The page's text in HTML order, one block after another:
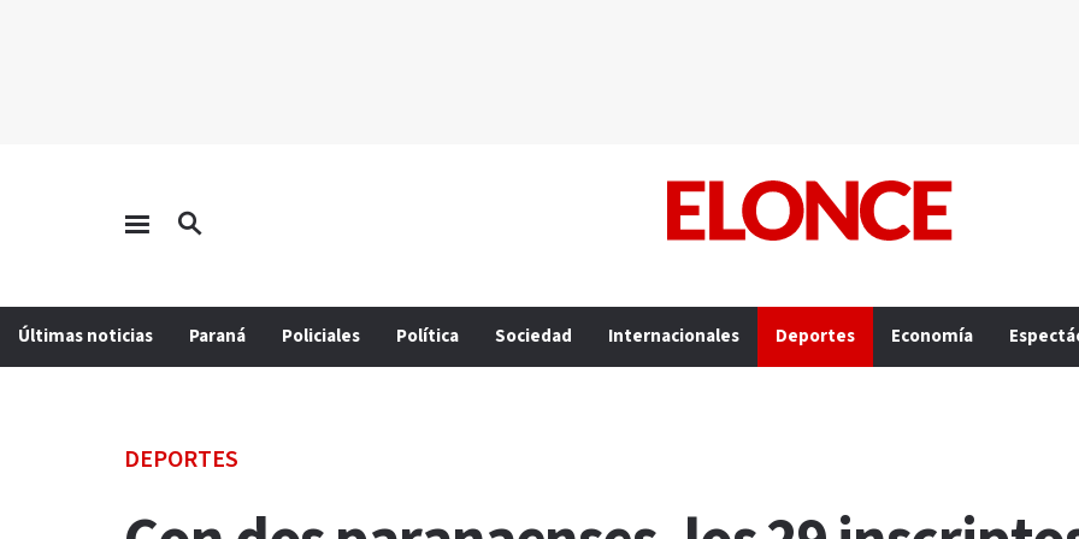
Últimas noticias Paraná Policiales Política Sociedad Internacionales Deportes Economía
DEPORTES